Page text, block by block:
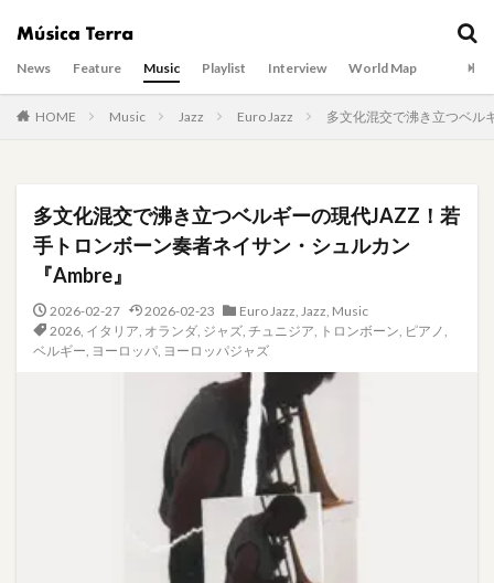
News Feature Music Playlist Interview World Map
HOME Music Jazz Euro Jazz 多文化混交で沸き立つベル
多文化混交で沸き立つベルギーの現代JAZZ！若
手トロンボーン奏者ネイサン・シュルカン
『Ambre』
2026-02-27 2026-02-23 Euro Jazz, Jazz, Music
2026, イタリア, オランダ, ジャズ, チュニジア, トロンボーン, ピアノ,
ベルギー, ヨーロッパ, ヨーロッパジャズ